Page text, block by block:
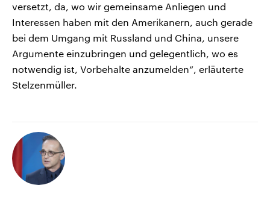
versetzt, da, wo wir gemeinsame Anliegen und
Interessen haben mit den Amerikanern, auch gerade
bei dem Umgang mit Russland und China, unsere
Argumente einzubringen und gelegentlich, wo es
notwendig ist, Vorbehalte anzumelden“, erläuterte
Stelzenmüller.